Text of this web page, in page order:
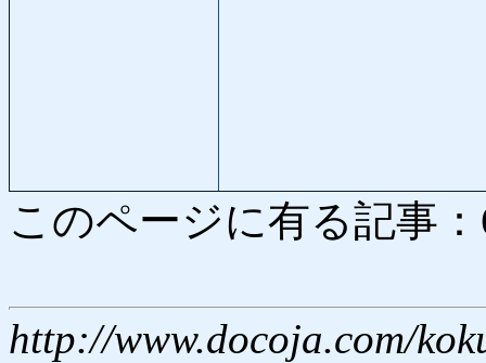
このページに有る記事
http://www.docoja.com/